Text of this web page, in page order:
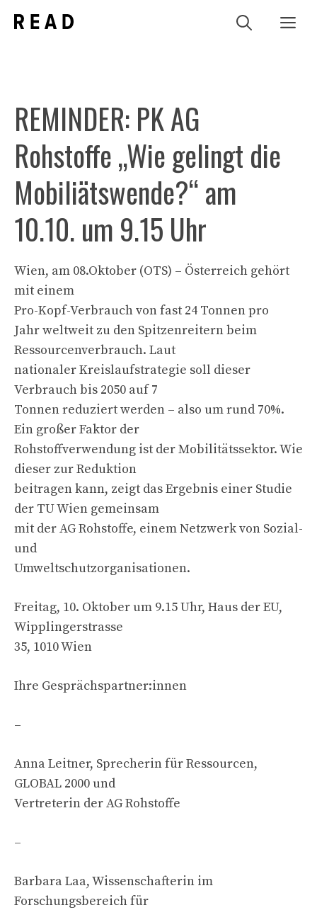
Inhalt
REMINDER: PK AG
Rohstoffe „Wie gelingt die
Mobiliätswende?“ am
10.10. um 9.15 Uhr
Wien, am 08.Oktober (OTS) – Österreich gehört
mit einem
Pro-Kopf-Verbrauch von fast 24 Tonnen pro
Jahr weltweit zu den Spitzenreitern beim
Ressourcenverbrauch. Laut
nationaler Kreislaufstrategie soll dieser
Verbrauch bis 2050 auf 7
Tonnen reduziert werden – also um rund 70%.
Ein großer Faktor der
Rohstoffverwendung ist der Mobilitätssektor. Wie
dieser zur Reduktion
beitragen kann, zeigt das Ergebnis einer Studie
der TU Wien gemeinsam
mit der AG Rohstoffe, einem Netzwerk von Sozial-
und
Umweltschutzorganisationen.
Freitag, 10. Oktober um 9.15 Uhr, Haus der EU,
Wipplingerstrasse
35, 1010 Wien
Ihre Gesprächspartner:innen
–
Anna Leitner, Sprecherin für Ressourcen,
GLOBAL 2000 und
Vertreterin der AG Rohstoffe
–
Barbara Laa, Wissenschafterin im
Forschungsbereich für